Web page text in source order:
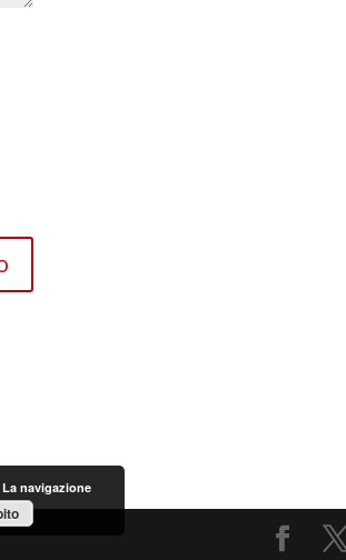
navigazione